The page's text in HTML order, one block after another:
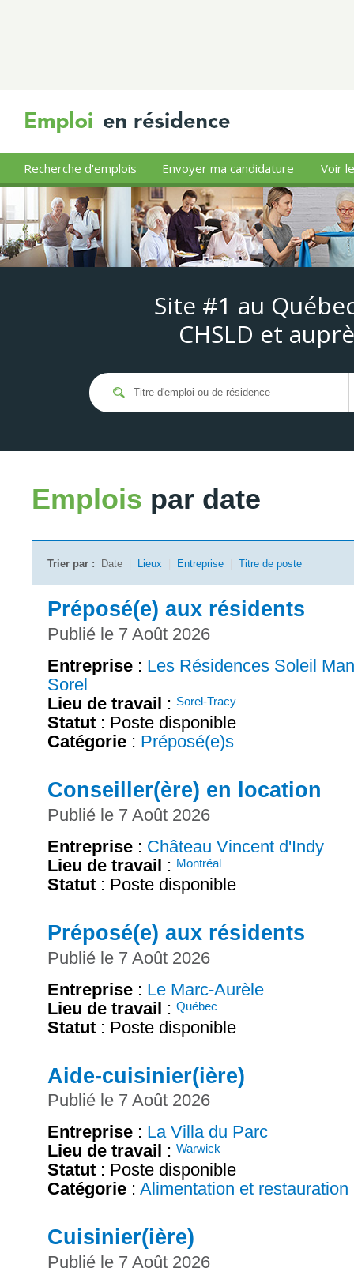
Recherche d'emplois Envoyer ma candidature Voir
Site #1 au
CHSLD et
Emplois par date
Trier par : Date Lieux Entreprise Titre de poste
Préposé(e) aux résidents
Publié le 7 Août 2026
Entreprise : Les Résidences Soleil
Sorel
Lieu de travail : Sorel-Tracy
Statut : Poste disponible
Catégorie : Préposé(e)s
Conseiller(ère) en location
Publié le 7 Août 2026
Entreprise : Château Vincent d'Indy
Lieu de travail : Montréal
Statut : Poste disponible
Préposé(e) aux résidents
Publié le 7 Août 2026
Entreprise : Le Marc-Aurèle
Lieu de travail : Québec
Statut : Poste disponible
Aide-cuisinier(ière)
Publié le 7 Août 2026
Entreprise : La Villa du Parc
Lieu de travail : Warwick
Statut : Poste disponible
Catégorie : Alimentation et restauration
Cuisinier(ière)
Publié le 7 Août 2026